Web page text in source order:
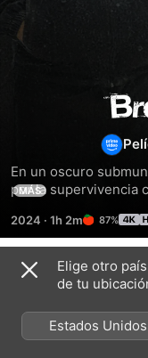
En un oscuro
por la supervivencia
MÁS
2024 · 1h 2m 87%
Títulos
gángster,
Elige otro
de tu
Estados
México)